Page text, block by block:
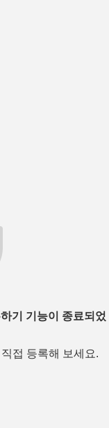
기 기능이 종료되었
접 등록해 보세요.